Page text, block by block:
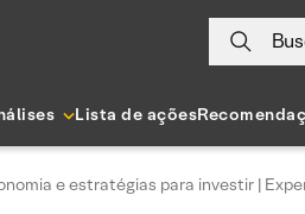
Lista de ações
e estratégias para investir |